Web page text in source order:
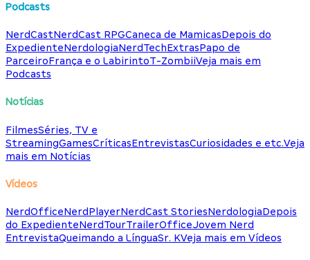
Podcasts
NerdCastNerdCast RPGCaneca de MamicasDepois do
ExpedienteNerdologiaNerdTechExtrasPapo de
ParceiroFrança e o LabirintoT-ZombiiVeja mais em
Podcasts
Notícias
FilmesSéries, TV e
StreamingGamesCríticasEntrevistasCuriosidades e etc.Veja
mais em Notícias
Vídeos
NerdOfficeNerdPlayerNerdCast StoriesNerdologiaDepois
do ExpedienteNerdTourTrailerOfficeJovem Nerd
EntrevistaQueimando a LínguaSr. KVeja mais em Vídeos